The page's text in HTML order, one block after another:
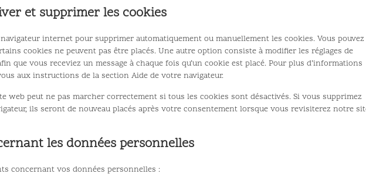
et supprimer les cookies
internet pour supprimer automatiquement ou manuellement les cookies. Vous pouvez
cookies ne peuvent pas être placés. Une autre option consiste à modifier les réglages de
que vous receviez un message à chaque fois qu’un cookie est placé. Pour plus d’informations
aux instructions de la section Aide de votre navigateur.
web peut ne pas marcher correctement si tous les cookies sont désactivés. Si vous supprimez
ils seront de nouveau placés après votre consentement lorsque vous revisiterez notre
les données personnelles
concernant vos données personnelles :